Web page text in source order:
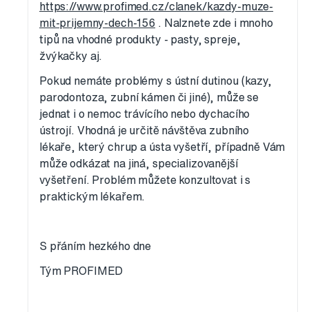
https://www.profimed.cz/clanek/kazdy-muze-
mit-prijemny-dech-156 . Nalznete zde i mnoho
tipů na vhodné produkty - pasty, spreje,
žvýkačky aj.
Pokud nemáte problémy s ústní dutinou (kazy,
parodontoza, zubní kámen či jiné), může se
jednat i o nemoc trávícího nebo dychacího
ústrojí. Vhodná je určitě návštěva zubního
lékaře, který chrup a ústa vyšetří, případně Vám
může odkázat na jiná, specializovanější
vyšetření. Problém můžete konzultovat i s
praktickým lékařem.
S přáním hezkého dne
Tým PROFIMED